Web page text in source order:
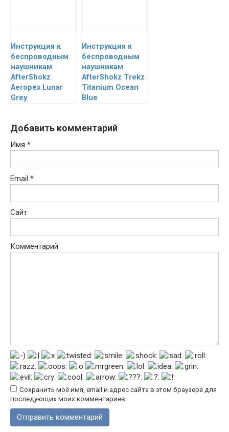
Инструкция к
беспроводным
наушникам
AfterShokz
Aeropex Lunar
Grey
Инструкция к
беспроводным
наушникам
AfterShokz Trekz
Titanium Ocean
Blue
Добавить комментарий
Имя *
Email *
Сайт
Комментарий
Сохранить моё имя, email и адрес сайта в этом браузере для
последующих моих комментариев.